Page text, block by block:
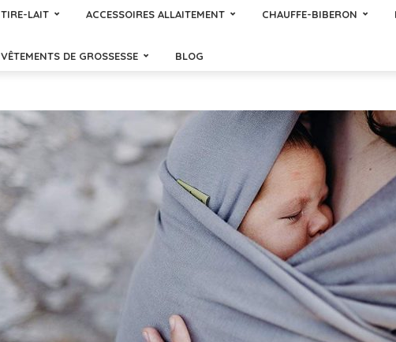
TIRE-LAIT ACCESSOIRES ALLAITEMENT CHAUFFE-BIBERON
VÊTEMENTS DE GROSSESSE BLOG